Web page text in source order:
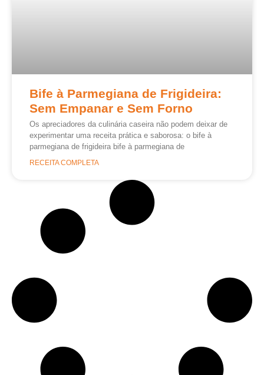
Bife à Parmegiana de Frigideira:
Sem Empanar e Sem Forno
Os apreciadores da culinária caseira não podem deixar de
experimentar uma receita prática e saborosa: o bife à
parmegiana de frigideira bife à parmegiana de
RECEITA COMPLETA